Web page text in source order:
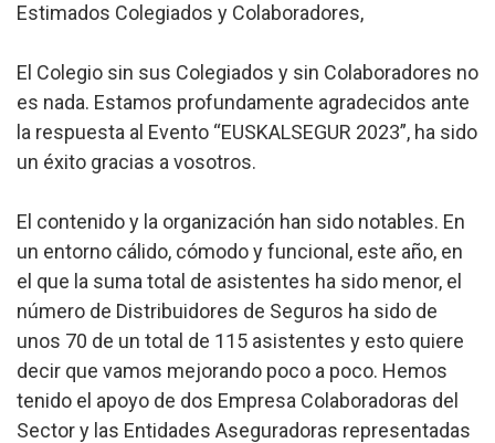
Estimados Colegiados y Colaboradores,
El Colegio sin sus Colegiados y sin Colaboradores no
es nada. Estamos profundamente agradecidos ante
la respuesta al Evento “EUSKALSEGUR 2023”, ha sido
un éxito gracias a vosotros.
El contenido y la organización han sido notables. En
un entorno cálido, cómodo y funcional, este año, en
el que la suma total de asistentes ha sido menor, el
número de Distribuidores de Seguros ha sido de
unos 70 de un total de 115 asistentes y esto quiere
decir que vamos mejorando poco a poco. Hemos
tenido el apoyo de dos Empresa Colaboradoras del
Sector y las Entidades Aseguradoras representadas